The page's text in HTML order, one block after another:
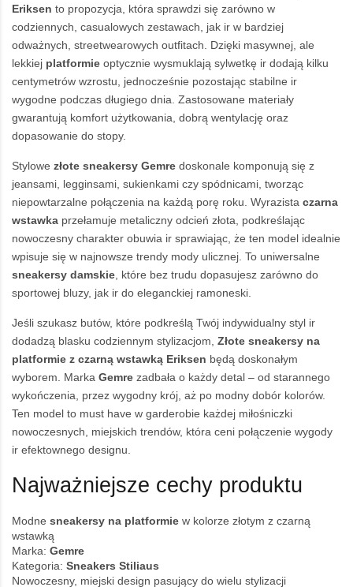
Eriksen to propozycja, która sprawdzi się zarówno w
codziennych, casualowych zestawach, jak ir w bardziej
odważnych, streetwearowych outfitach. Dzięki masywnej, ale
lekkiej platformie optycznie wysmuklają sylwetkę ir dodają kilku
centymetrów wzrostu, jednocześnie pozostając stabilne ir
wygodne podczas długiego dnia. Zastosowane materiały
gwarantują komfort użytkowania, dobrą wentylację oraz
dopasowanie do stopy.
Stylowe złote sneakersy Gemre doskonale komponują się z
jeansami, legginsami, sukienkami czy spódnicami, tworząc
niepowtarzalne połączenia na każdą porę roku. Wyrazista czarna
wstawka przełamuje metaliczny odcień złota, podkreślając
nowoczesny charakter obuwia ir sprawiając, że ten model idealnie
wpisuje się w najnowsze trendy mody ulicznej. To uniwersalne
sneakersy damskie, które bez trudu dopasujesz zarówno do
sportowej bluzy, jak ir do eleganckiej ramoneski.
Jeśli szukasz butów, które podkreślą Twój indywidualny styl ir
dodadzą blasku codziennym stylizacjom, Złote sneakersy na
platformie z czarną wstawką Eriksen będą doskonałym
wyborem. Marka Gemre zadbała o każdy detal – od starannego
wykończenia, przez wygodny krój, aż po modny dobór kolorów.
Ten model to must have w garderobie każdej miłośniczki
nowoczesnych, miejskich trendów, która ceni połączenie wygody
ir efektownego designu.
Najważniejsze cechy produktu
Modne sneakersy na platformie w kolorze złotym z czarną
wstawką
Marka: Gemre
Kategoria: Sneakers Stiliaus
Nowoczesny, miejski design pasujący do wielu stylizacji